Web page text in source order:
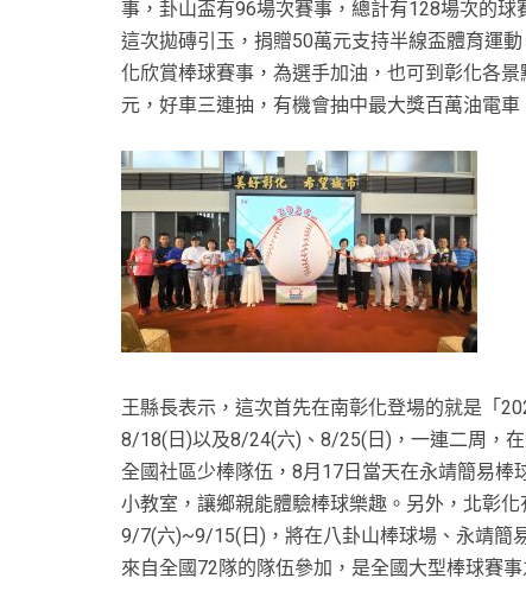
事，卦山盃有96場次賽事，總計有128場次的
這次拋磚引玉，捐贈50萬元支持半線盃體育運
化欣賞棒球賽事，為選手加油，也可到彰化各
元，好車三連抽，有機會抽中最大獎百萬油電
王縣長表示，這次首先在南彰化登場的就是「
8/18(日)以及8/24(六)、8/25(日)，一連二周，
全國社區少棒隊伍，8月17日當天在永靖簡易
小教室，讓鄉親能體驗棒球樂趣。另外，北彰
9/7(六)~9/15(日)，將在八卦山棒球場、永靖簡
來自全國72隊的隊伍參加，是全國大型棒球賽